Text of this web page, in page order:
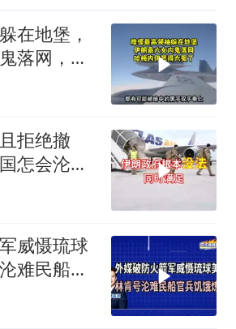
在地堡，
落网，哈
拒绝撤
怎会沦为
威慑琉球
难民船官
报